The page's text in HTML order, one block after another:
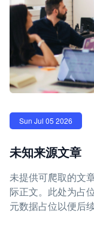
Sun Jul 05 2026
未知来源文章
未提供可爬取的文
际正文。此处为占
元数据占位以便后续